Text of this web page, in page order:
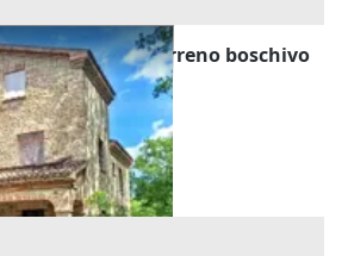
varie e terreno boschivo